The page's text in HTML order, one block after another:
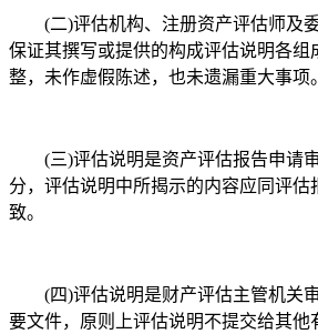
(二)评估机构、注册资产评估师及
保证其撰写或提供的构成评估说明各组
整，未作虚假陈述，也未遗漏重大事项。
(三)评估说明是资产评估报告申请
分，评估说明中所揭示的内容应同评估
致。
(四)评估说明是财产评估主管机关
要文件，原则上评估说明不提交给其他